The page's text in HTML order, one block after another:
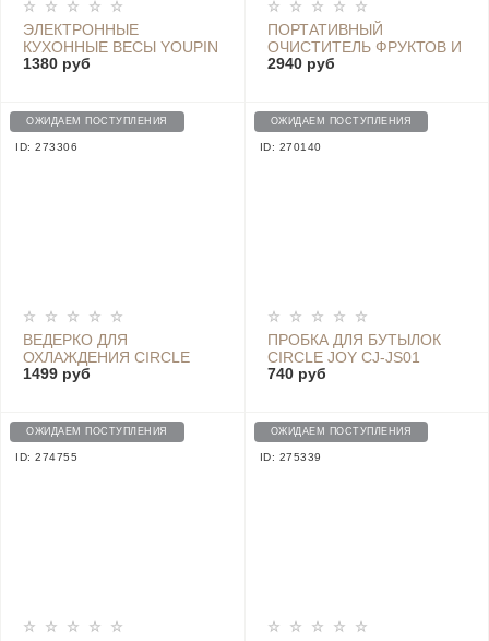
ЭЛЕКТРОННЫЕ
КУХОННЫЕ ВЕСЫ YOUPIN
DUKA ES1 3KG
1380 руб
ПОРТАТИВНЫЙ
ОЧИСТИТЕЛЬ ФРУКТОВ И
ОВОЩЕЙ YOU BAN - UPS-
2940 руб
ОЖИДАЕМ ПОСТУПЛЕНИЯ
ID: 273306
ВЕДЕРКО ДЛЯ
ОХЛАЖДЕНИЯ CIRCLE
JOY ICE BUCKET - CJ-
1499 руб
ОЖИДАЕМ ПОСТУПЛЕНИЯ
ID: 270140
ПРОБКА ДЛЯ БУТЫЛОК
CIRCLE JOY CJ-JS01
740 руб
ОЖИДАЕМ ПОСТУПЛЕНИЯ
ID: 274755
ОЖИДАЕМ ПОСТУПЛЕНИЯ
ID: 275339